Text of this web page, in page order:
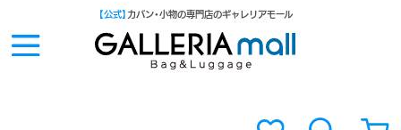
【公式】 カバン・小物の専門店のギャレリアモール